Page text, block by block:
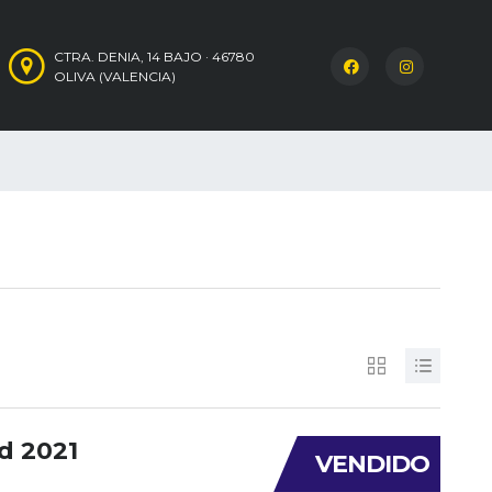
CTRA. DENIA, 14 BAJO · 46780
OLIVA (VALENCIA)
VENDIDO
2021